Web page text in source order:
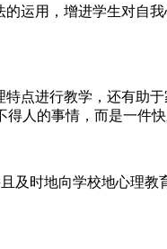
运用，增进学生对自
点进行教学，还有助
人的事情，而是一件
及时地向学校地心理教